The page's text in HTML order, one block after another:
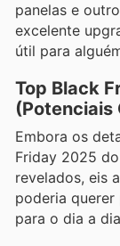
panelas e
excelente
útil para
Top Black
(Potenciais
Embora os
Friday 2025
revelados, eis
poderia querer
para o dia a